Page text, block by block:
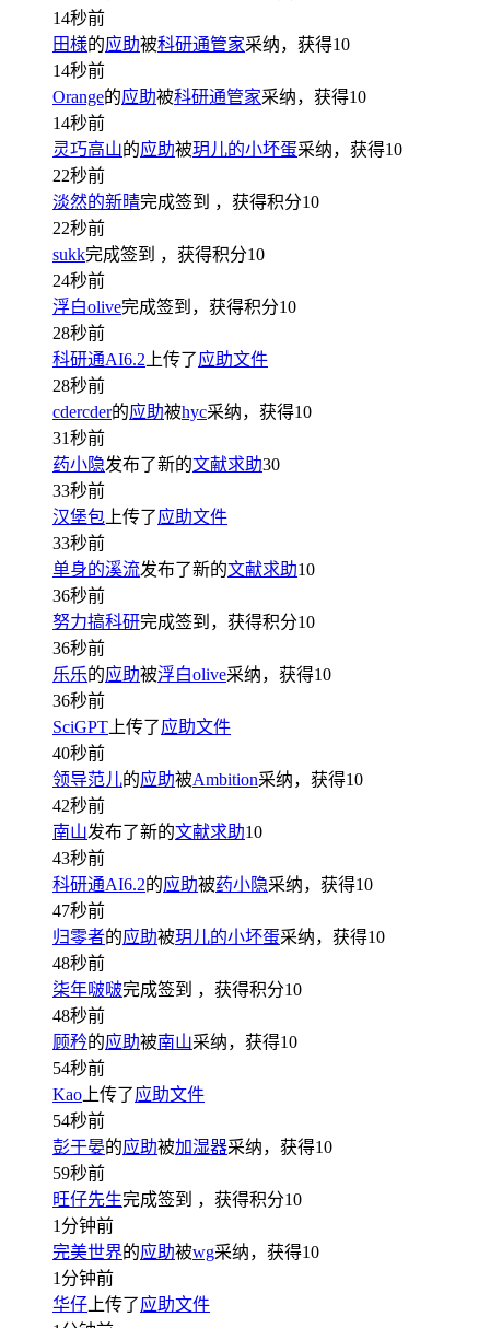
14秒前
田様的应助被科研通管家采纳，获得10
14秒前
Orange的应助被科研通管家采纳，获得10
14秒前
灵巧高山的应助被玥儿的小坏蛋采纳，获得10
22秒前
淡然的新晴完成签到 ，获得积分10
22秒前
sukk完成签到 ，获得积分10
24秒前
浮白olive完成签到，获得积分10
28秒前
科研通AI6.2 上传了应助文件
28秒前
cdercder的应助被hyc采纳，获得10
31秒前
药小隐发布了新的文献求助30
33秒前
汉堡包 上传了应助文件
33秒前
单身的溪流发布了新的文献求助10
36秒前
努力搞科研完成签到，获得积分10
36秒前
乐乐的应助被浮白olive采纳，获得10
36秒前
SciGPT 上传了应助文件
40秒前
领导范儿的应助被Ambition采纳，获得10
42秒前
南山发布了新的文献求助10
43秒前
科研通AI6.2的应助被药小隐采纳，获得10
47秒前
归零者的应助被玥儿的小坏蛋采纳，获得10
48秒前
柒年啵啵完成签到 ，获得积分10
48秒前
顾矜的应助被南山采纳，获得10
54秒前
Kao 上传了应助文件
54秒前
彭于晏的应助被加湿器采纳，获得10
59秒前
旺仔先生完成签到 ，获得积分10
1分钟前
完美世界的应助被wg采纳，获得10
1分钟前
华仔 上传了应助文件